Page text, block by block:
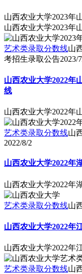
山西农业大学2023年
山西农业大学2023年
艺术类录取分数线山
考招生录取公告2023/
山西农业大学2022年
线
山西农业大学2022年
艺术类录取分数线山
2022/8/2
山西农业大学2022年
山西农业大学2022年
艺术类录取分数线山
山西农业大学2022年
山西农业大学2022年
艺术类录取分数线山